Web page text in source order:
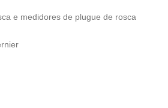
e medidores de plugue de rosca